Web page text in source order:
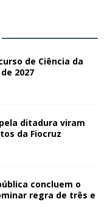
de Ciência da
2027
ditadura viram
da Fiocruz
concluem o
regra de três e